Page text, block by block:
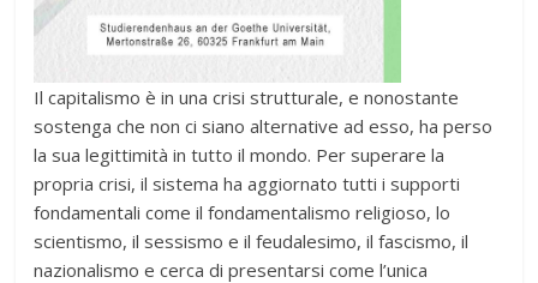
Il capitalismo è in una crisi strutturale, e nonostante
sostenga che non ci siano alternative ad esso, ha perso
la sua legittimità in tutto il mondo. Per superare la
propria crisi, il sistema ha aggiornato tutti i supporti
fondamentali come il fondamentalismo religioso, lo
scientismo, il sessismo e il feudalesimo, il fascismo, il
nazionalismo e cerca di presentarsi come l’unica